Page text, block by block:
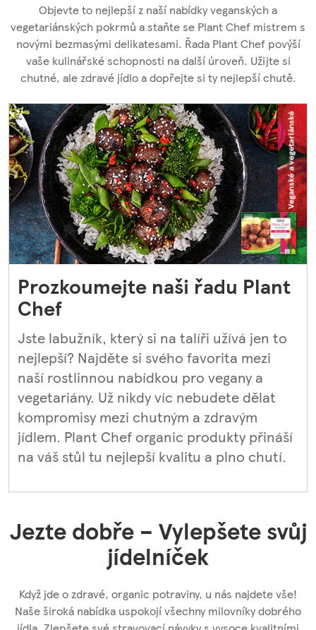
Objevte to nejlepší z naší nabídky veganských a
vegetariánských pokrmů a staňte se Plant Chef mistrem s
novými bezmasými delikatesami. Řada Plant Chef povýší
vaše kulinářské schopnosti na další úroveň. Užijte si
chutné, ale zdravé jídlo a dopřejte si ty nejlepší chutě.
Prozkoumejte naši řadu Plant
Chef
Jste labužník, který si na talíři užívá jen to
nejlepší? Najděte si svého favorita mezi
naší rostlinnou nabídkou pro vegany a
vegetariány. Už nikdy víc nebudete dělat
kompromisy mezi chutným a zdravým
jídlem. Plant Chef organic produkty přináší
na váš stůl tu nejlepší kvalitu a plno chutí.
Jezte dobře – Vylepšete svůj
jídelníček
Když jde o zdravé, organic potraviny, u nás najdete vše!
Naše široká nabídka uspokojí všechny milovníky dobrého